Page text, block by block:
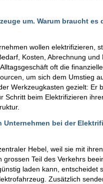
um. Warum braucht es
wollen elektrifizieren,
Kosten, Abrechnung und
oft die
um sich dem Umstieg
Werkzeugkasten gezielt: Er
Schritt beim Elektrifizieren
Unternehmen bei der
Hebel, weil sie mit
grossen Teil des Verkehrs
laden kann, entscheidet
Zusätzlich